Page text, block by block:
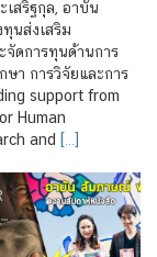
สริฐกุล, อาบัน
นส่งเสริม
จัดการทุนด้านการ
า การวิจัยและการ
support from
Human
and […]